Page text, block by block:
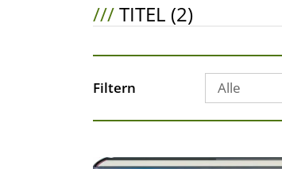
///TITEL (2)
Filtern Alle